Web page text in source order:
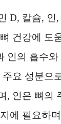
D, 칼슘, 인
건강에 도
인의 흡수와
요 성분으
, 인은 뼈의
에 필요하